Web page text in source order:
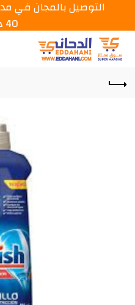
التوصيل بالمجان في
40 درهم